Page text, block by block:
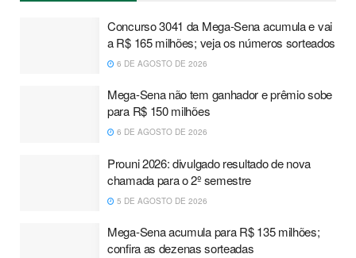
Concurso 3041 da Mega-Sena acumula e vai
a R$ 165 milhões; veja os números sorteados
6 DE AGOSTO DE 2026
Mega-Sena não tem ganhador e prêmio sobe
para R$ 150 milhões
6 DE AGOSTO DE 2026
Prouni 2026: divulgado resultado de nova
chamada para o 2º semestre
5 DE AGOSTO DE 2026
Mega-Sena acumula para R$ 135 milhões;
confira as dezenas sorteadas